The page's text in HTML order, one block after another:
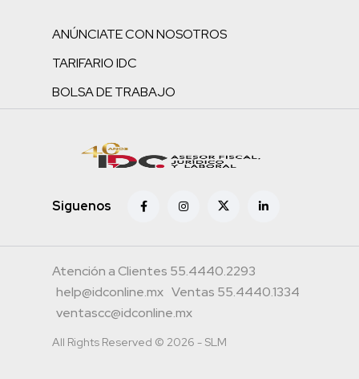
ANÚNCIATE CON NOSOTROS
TARIFARIO IDC
BOLSA DE TRABAJO
Siguenos
Atención a Clientes 55.4440.2293
help@idconline.mx Ventas 55.4440.1334
ventascc@idconline.mx
All Rights Reserved © 2026 - SLM